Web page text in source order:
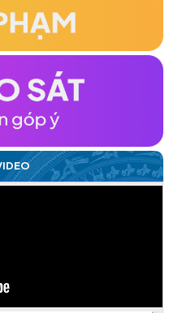
HỌC VÀ TRAO
PHÍA ĐÔNG TỈNH
ĐẮK LẮK LẦN THỨ I,
RẤT TỐT ĐẸP
HỌC XÃ, PHƯỜNG
trong công cuộc đổi